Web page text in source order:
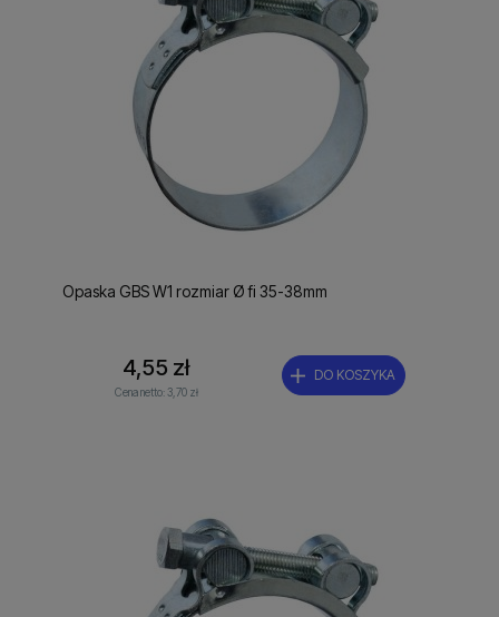
Opaska GBS W1 rozmiar Ø fi 35-38mm
4,55 zł
Cena netto:3,70 zł
DO KOSZYKA